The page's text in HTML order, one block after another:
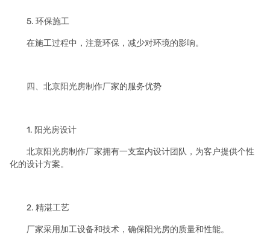
5. 环保施工
在施工过程中，注意环保，减少对环境的影响。
四、北京阳光房制作厂家的服务优势
1. 阳光房设计
北京阳光房制作厂家拥有一支室内设计团队，为客户提供个性
化的设计方案。
2. 精湛工艺
厂家采用加工设备和技术，确保阳光房的质量和性能。